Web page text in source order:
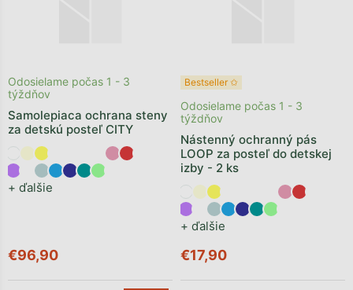
Samolepiaca ochrana steny
za detskú posteľ CITY
+ ďalšie
Odosielame počas 1 - 3
týždňov
€96,90
Bestseller ✩
Nástenný ochranný pás
LOOP za posteľ do detskej
izby - 2 ks
+ ďalšie
Odosielame počas 1 - 3
týždňov
€17,90